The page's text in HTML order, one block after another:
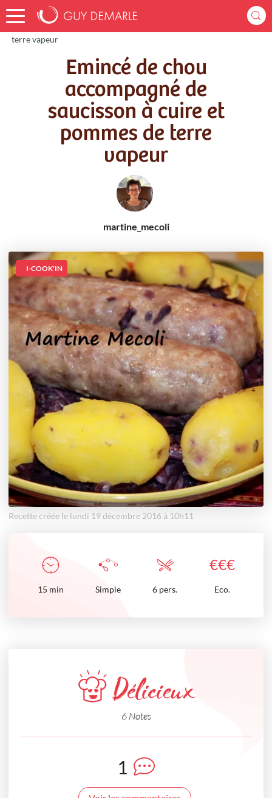
Accueil
Recettes
Emincé de chou accompagné de saucisson à cuire et pommes de
terre vapeur
Emincé de chou
accompagné de
saucisson à cuire et
pommes de terre
vapeur
martine_mecoli
I-COOK'IN
Recette créée le lundi 19 décembre 2016 à 10h11
€€€
15 min Simple 6 pers. Eco.
Délicieux
6 Notes
1